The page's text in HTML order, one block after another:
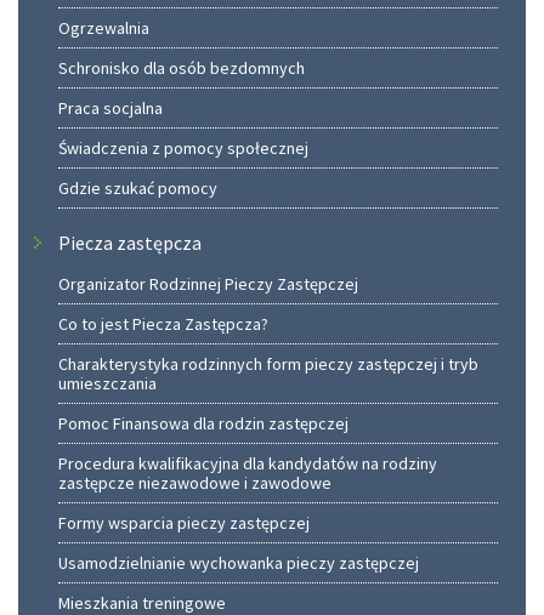
Ogrzewalnia
Schronisko dla osób bezdomnych
Praca socjalna
Świadczenia z pomocy społecznej
Gdzie szukać pomocy
Piecza zastępcza
Organizator Rodzinnej Pieczy Zastępczej
Co to jest Piecza Zastępcza?
Charakterystyka rodzinnych form pieczy zastępczej i tryb
umieszczania
Pomoc Finansowa dla rodzin zastępczej
Procedura kwalifikacyjna dla kandydatów na rodziny
zastępcze niezawodowe i zawodowe
Formy wsparcia pieczy zastępczej
Usamodzielnianie wychowanka pieczy zastępczej
Mieszkania treningowe